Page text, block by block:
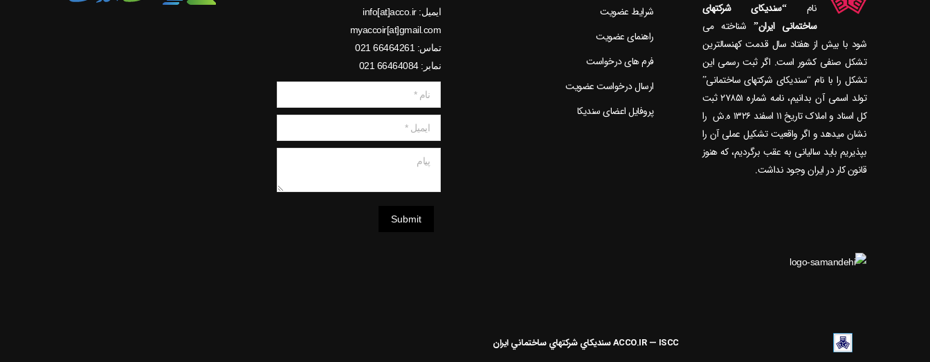
نام“سندیکای شرکتهای
ساختمانی ایران”
شود با بیش از هفتاد سال قدمت کهنسال‎ترین
تشکل صنفی کشور است. اگر ثبت رسمی این
تشکل را با نام “سندیکای شرکتهای ساختمانی”
تولد اسمی آن بدانیم، نامه شماره ۲۷۸۵۱ ثبت
کل اسناد و املاک تاریخ ۱۱ اسفند ۱۳۲۶ ه.ش را
نشان می‎دهد و اگر واقعیت تشکیل عملی آن را
بپذیریم باید سالیانی به عقب برگردیم، که هنوز
قانون کار در ایران وجود نداشت.
شرایط عضویت
راهنمای عضویت
فرم های درخواست
ارسال درخواست عضویت
پروفایل اعضای سندیکا
ایمیل: info[at]acco.ir
myaccoir[at]gmail.com
تماس: 66464261 021
نمابر: 66464084 021
نام *
ایمیل *
Submit
ACCO.IR — ISCC سنديکاي شرکتهاي ساختماني ايران